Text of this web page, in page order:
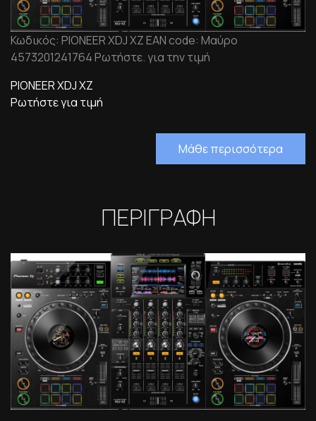
Κωδικός: PIONEER XDJ XZ EAN code: Μαύρο
4573201241764 Ρωτήστε. για την τιμή
PIONEER XDJ XZ
Ρωτήστε για τιμή
Μάθε περισσότερα
ΠΕΡΙΓΡΑΦΗ